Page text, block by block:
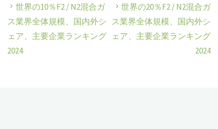
世界の10％F2 / N2混合ガ
ス業界全体規模、国内外シ
ェア、主要企業ランキング
2024
世界の20％F2 / N2混合ガ
ス業界全体規模、国内外シ
ェア、主要企業ランキング
2024